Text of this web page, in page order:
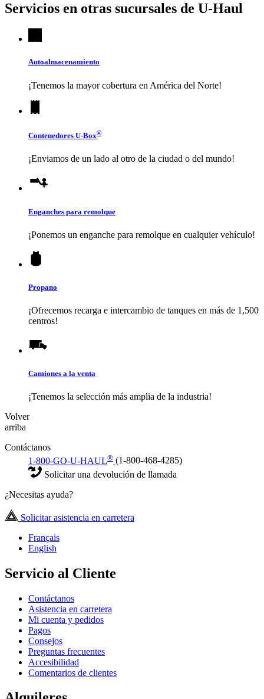
Servicios en otras sucursales de U-Haul
Autoalmacenamiento
¡Tenemos la mayor cobertura en América del Norte!
Contenedores U-Box®
¡Enviamos de un lado al otro de la ciudad o del mundo!
Enganches para remolque
¡Ponemos un enganche para remolque en cualquier vehículo!
Propano
¡Ofrecemos recarga e intercambio de tanques en más de 1,500
centros!
Camiones a la venta
¡Tenemos la selección más amplia de la industria!
Volver
arriba
Contáctanos
1-800-GO-U-HAUL® (1-800-468-4285)
Solicitar una devolución de llamada
¿Necesitas ayuda?
Solicitar asistencia en carretera
Français
English
Servicio al Cliente
Contáctanos
Asistencia en carretera
Mi cuenta y pedidos
Pagos
Consejos
Preguntas frecuentes
Accesibilidad
Comentarios de clientes